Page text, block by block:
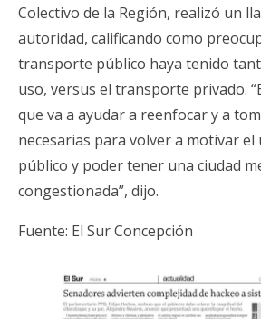
Colectivo de la Región, realizó un
autoridad, calificando como
transporte público haya tenido
uso, versus el transporte privado.
que va a ayudar a reenfocar y a
necesarias para volver a motivar
público y poder tener una ciudad
congestionada”, dijo.
Fuente: El Sur Concepción